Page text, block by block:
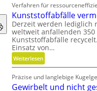
s
c
h
e
r
B
e
d
i
t
e
n
l
o
s
e
r
Verfahren für
Kunststoffabfälle
Derzeit werden lediglich
weltweit anfallenden
Kunststoffabfälle
Einsatz von…
Weiterlesen:
K
u
n
Präzise und langlebige
Gewirbelt und nicht